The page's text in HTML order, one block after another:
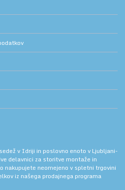
v Idriji in poslovno enoto v Ljubljani-
delavnici za storitve montaže in
nakupujete neomejeno v spletni trgovini
iz našega prodajnega programa